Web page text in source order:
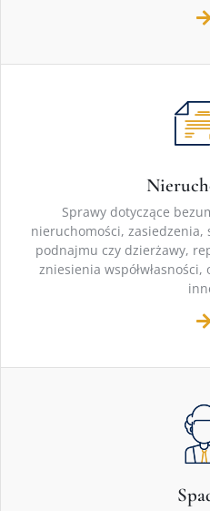
Sprawy dotyczące
nieruchomości,
podnajmu czy dzierżawy,
zniesienia